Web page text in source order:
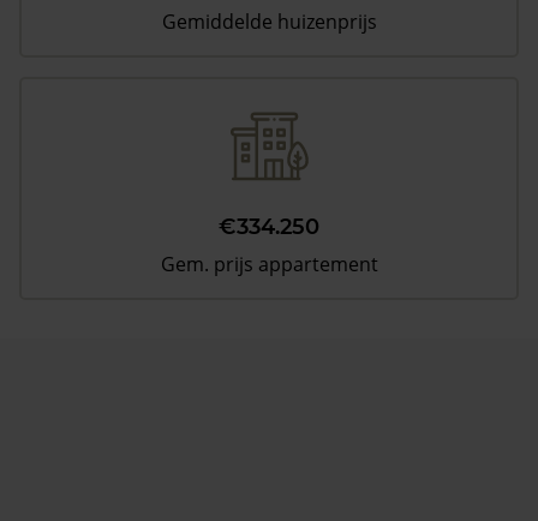
Gemiddelde huizenprijs
€334.250
Gem. prijs appartement